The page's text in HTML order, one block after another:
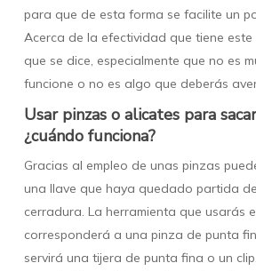
para que de esta forma se facilite un
Acerca de la efectividad que tiene
que se dice, especialmente que no es
funcione o no es algo que deberás
Usar pinzas o alicates para
¿cuándo funciona?
Gracias al empleo de unas pinzas
una llave que haya quedado partida
cerradura. La herramienta que usarás
corresponderá a una pinza de punta
servirá una tijera de punta fina o un